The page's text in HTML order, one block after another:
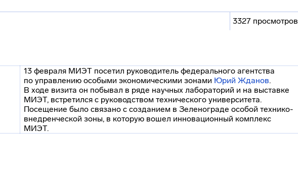
3327 просмотров
13 февраля МИЭТ посетил руководитель федерального агентства
по управлению особыми экономическими зонами Юрий Жданов.
В ходе визита он побывал в ряде научных лабораторий и на выставке
МИЭТ, встретился с руководством технического университета.
Посещение было связано с созданием в Зеленограде особойтехнико-
внедренческой зоны, в которую вошел инновационный комплекс
МИЭТ.